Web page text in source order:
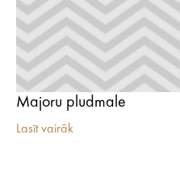
Majoru pludmale
Lasīt vairāk